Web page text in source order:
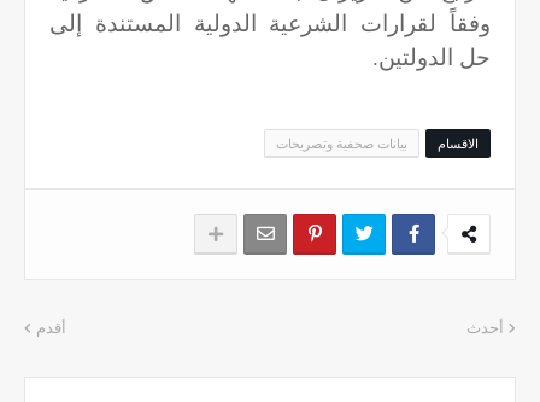
وفقاً لقرارات الشرعية الدولية المستندة إلى
حل الدولتين.
الاقسام بيانات صحفية وتصريحات
أحدث أقدم